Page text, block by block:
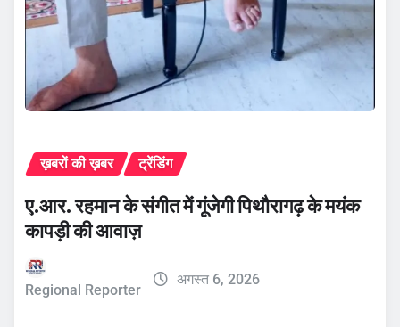
ख़बरों की ख़बर ट्रेंडिंग
ए.आर. रहमान के संगीत में गूंजेगी पिथौरागढ़ के मयंक
कापड़ी की आवाज़
Regional Reporter
अगस्त 6, 2026